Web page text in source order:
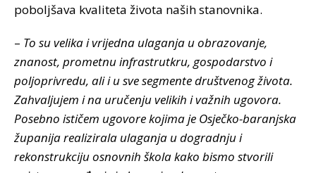
poboljšava kvaliteta života naših stanovnika.
– To su velika i vrijedna ulaganja u obrazovanje,
znanost, prometnu infrastrutkru, gospodarstvo i
poljoprivredu, ali i u sve segmente društvenog života.
Zahvaljujem i na uručenju velikih i važnih ugovora.
Posebno ističem ugovore kojima je Osječko-baranjska
županija realizirala ulaganja u dogradnju i
rekonstrukciju osnovnih škola kako bismo stvorili